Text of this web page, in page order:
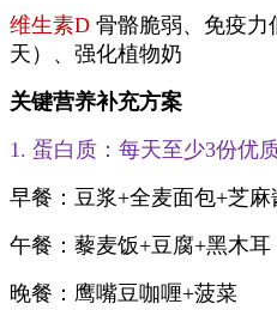
维生素D 骨骼脆弱、免疫力
天）、强化植物奶
关键营养补充方案
1. 蛋白质：每天至少3份优
早餐：豆浆+全麦面包+芝麻
午餐：藜麦饭+豆腐+黑木耳
晚餐：鹰嘴豆咖喱+菠菜